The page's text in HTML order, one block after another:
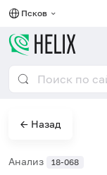
Псков
← Назад
Анализ 18-068